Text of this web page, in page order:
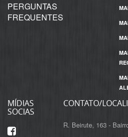
PERGUNTAS
FREQUENTES
MÍDIAS
SOCIAS
CONTATO/
R. Beirute, 163 -